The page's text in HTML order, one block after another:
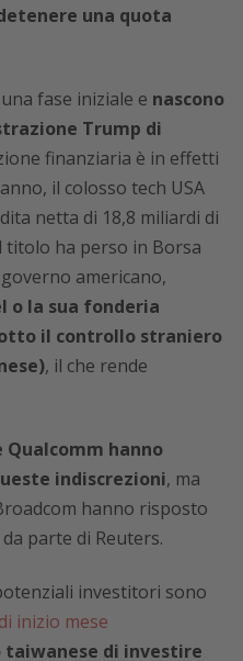
una quota
fase iniziale e nascono
Trump di
finanziaria è in effetti
il colosso tech USA
netta di 18,8 miliardi di
titolo ha perso in Borsa
governo americano,
o la sua fonderia
il controllo straniero
, il che rende
Qualcomm hanno
indiscrezioni, ma
hanno risposto
parte di Reuters.
investitori sono
inizio mese
taiwanese di investire